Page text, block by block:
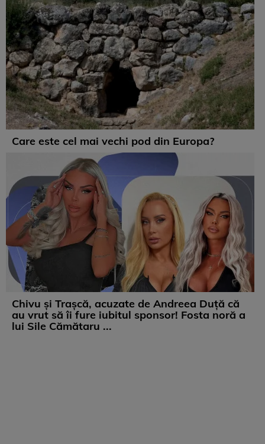
Care este cel mai vechi pod din Europa?
Chivu și Trașcă, acuzate de Andreea Duță că
au vrut să îi fure iubitul sponsor! Fosta noră a
lui Sile Cămătaru ...